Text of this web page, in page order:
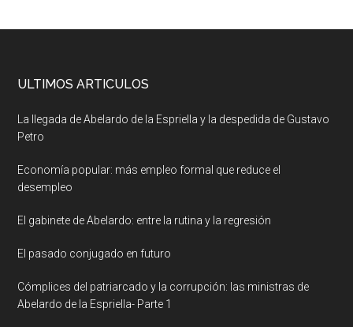
ULTIMOS ARTICULOS
La llegada de Abelardo de la Espriella y la despedida de Gustavo
Petro
Economía popular: más empleo formal que reduce el
desempleo
El gabinete de Abelardo: entre la rutina y la regresión
El pasado conjugado en futuro
Cómplices del patriarcado y la corrupción: las ministras de
Abelardo de la Espriella- Parte 1